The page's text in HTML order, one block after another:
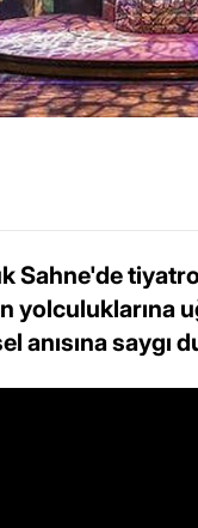
Sahne'de
yolculuklarına
anısına saygı